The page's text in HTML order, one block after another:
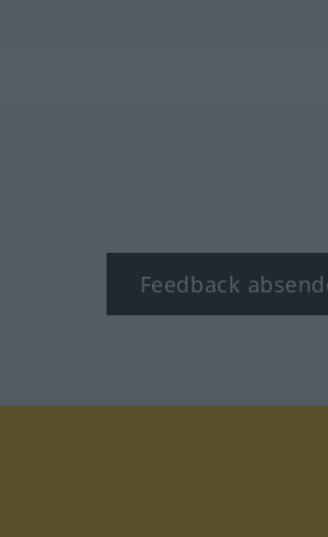
Feedback